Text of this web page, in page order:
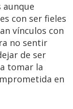
aunque
con ser fieles
vínculos con
no sentir
de ser
tomar la
en